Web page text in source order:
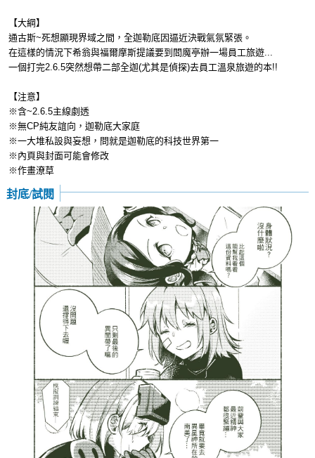
【大綱】
通古斯~死想顯現界域之間，全迦勒底因逼近決戰氣氛緊張。
在這樣的情況下希翁與福爾摩斯提議要到閻魔亭辦一場員工旅遊...
一個打完2.6.5突然想帶二部全迦(尤其是偵探)去員工溫泉旅遊的本!!
【注意】
※含~2.6.5主線劇透
※無CP純友誼向，迦勒底大家庭
※一大堆私設與妄想，問就是迦勒底的科技世界第一
※內頁與封面可能會修改
※作畫潦草
封底/試閱